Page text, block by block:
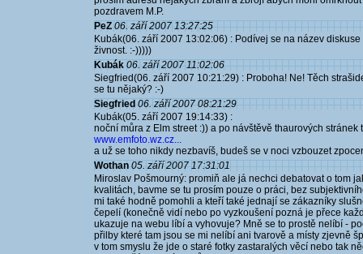
pozdravem M.P.
PeZ 06. září 2007 13:27:25
Kubák(06. září 2007 13:02:06) : Podívej se na název
živnost. :-)))))
Kubák 06. září 2007 11:02:06
Siegfried(06. září 2007 10:21:29) : Proboha! Ne! Těch
se tu nějaký? :-)
Siegfried 06. září 2007 08:21:29
Kubák(05. září 2007 19:14:33) :
noční můra z Elm street :)) a po návštěvě thaurových
www.emfoto.wz.cz...
a už se toho nikdy nezbavíš, budeš se v noci vzbouzet
Wothan 05. září 2007 17:31:01
Miroslav Pošmourný: promiň ale já nechci debatovat o tom
kvalitách, bavme se tu prosím pouze o práci, bez
mi také hodně pomohli a kteří také jednají se zákazníky
čepelí (konečně vidí nebo po vyzkoušení pozná je přece
ukazuje na webu líbí a vyhovuje? Mně se to prostě nelíbí -
přilby které tam jsou se mi nelíbí ani tvarově a místy zjevně
v tom smyslu že jde o staré fotky zastaralých věcí nebo tak